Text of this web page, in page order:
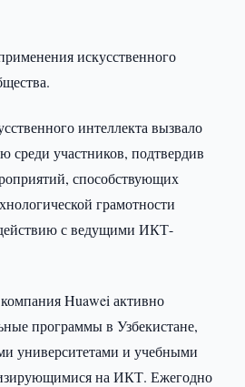
искусственного
интеллекта вызвало
среди участников, подтвердив
способствующих
грамотности
с ведущими ИКТ-
Huawei активно
программы в Узбекистане,
университетами и учебными
на ИКТ. Ежегодно